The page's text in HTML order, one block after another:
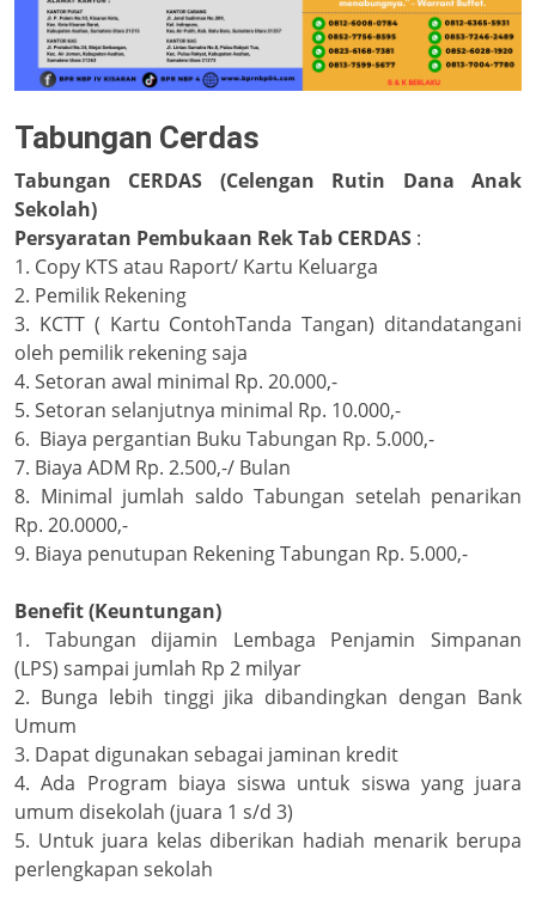
Tabungan Cerdas
Tabungan CERDAS (Celengan Rutin Dana Anak
Sekolah)
Persyaratan Pembukaan Rek Tab CERDAS :
1. Copy KTS atau Raport/ Kartu Keluarga
2. Pemilik Rekening
3. KCTT ( Kartu ContohTanda Tangan) ditandatangani
oleh pemilik rekening saja
4. Setoran awal minimal Rp. 20.000,-
5. Setoran selanjutnya minimal Rp. 10.000,-
6. Biaya pergantian Buku Tabungan Rp. 5.000,-
7. Biaya ADM Rp. 2.500,-/ Bulan
8. Minimal jumlah saldo Tabungan setelah penarikan
Rp. 20.0000,-
9. Biaya penutupan Rekening Tabungan Rp. 5.000,-
Benefit (Keuntungan)
1. Tabungan dijamin Lembaga Penjamin Simpanan
(LPS) sampai jumlah Rp 2 milyar
2. Bunga lebih tinggi jika dibandingkan dengan Bank
Umum
3. Dapat digunakan sebagai jaminan kredit
4. Ada Program biaya siswa untuk siswa yang juara
umum disekolah (juara 1 s/d 3)
5. Untuk juara kelas diberikan hadiah menarik berupa
perlengkapan sekolah